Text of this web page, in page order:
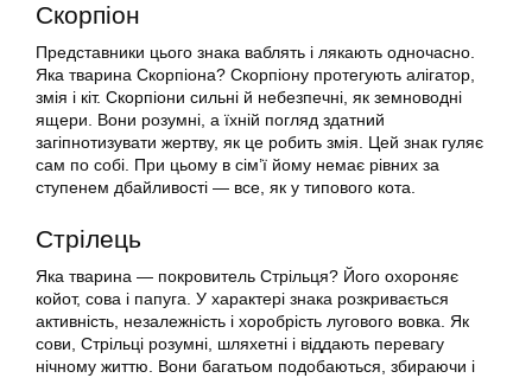
Скорпіон
Представники цього знака ваблять і лякають одночасно.
Яка тварина Скорпіона? Скорпіону протегують алігатор,
змія і кіт. Скорпіони сильні й небезпечні, як земноводні
ящери. Вони розумні, а їхній погляд здатний
загіпнотизувати жертву, як це робить змія. Цей знак гуляє
сам по собі. При цьому в сім’ї йому немає рівних за
ступенем дбайливості — все, як у типового кота.
Стрілець
Яка тварина — покровитель Стрільця? Його охороняє
койот, сова і папуга. У характері знака розкривається
активність, незалежність і хоробрість лугового вовка. Як
сови, Стрільці розумні, шляхетні і віддають перевагу
нічному життю. Вони багатьом подобаються, збираючи і